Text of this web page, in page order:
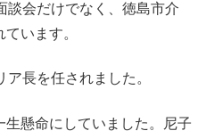
談会だけでなく、徳島市介
います。
長を任されました。
懸命にしていました。尼子